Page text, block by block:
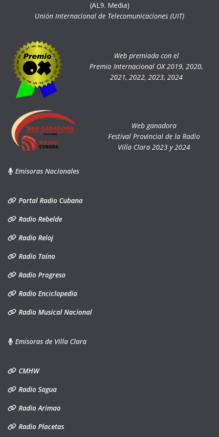
(AL9. Media)
Unión Internacional de Telecomunicaciones (UIT)
Web premiada con el
Premio Internacional OX 2019, 2020,
2021, 2022, 2023, 2024
Web ganadora
Festival Provincial de la Radio
Villa Clara 2023 y 2024
Emisoras Nacionales
Portal Radio Cubana
Radio Rebelde
Radio Reloj
Radio Taíno
Radio Progreso
Radio Enciclopedia
Radio Musical Nacional
Emisoras de Villa Clara
CMHW
Radio Sagua
Radio Arimao
Radio Placetas